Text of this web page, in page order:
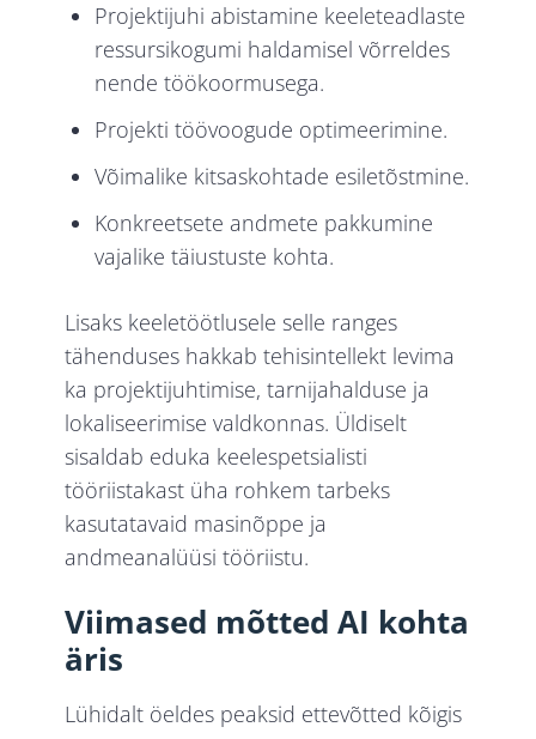
Projektijuhi abistamine keeleteadlaste
ressursikogumi haldamisel võrreldes
nende töökoormusega.
Projekti töövoogude optimeerimine.
Võimalike kitsaskohtade esiletõstmine.
Konkreetsete andmete pakkumine
vajalike täiustuste kohta.
Lisaks keeletöötlusele selle ranges
tähenduses hakkab tehisintellekt levima
ka projektijuhtimise, tarnijahalduse ja
lokaliseerimise valdkonnas. Üldiselt
sisaldab eduka keelespetsialisti
tööriistakast üha rohkem tarbeks
kasutatavaid masinõppe ja
andmeanalüüsi tööriistu.
Viimased mõtted AI kohta
äris
Lühidalt öeldes peaksid ettevõtted kõigis